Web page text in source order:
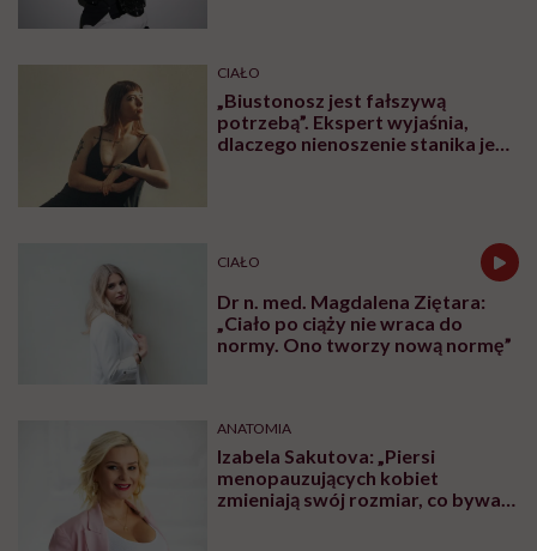
CIAŁO
„Biustonosz jest fałszywą
potrzebą”. Ekspert wyjaśnia,
dlaczego nienoszenie stanika jest
CIAŁO
Dr n. med. Magdalena Ziętara:
„Ciało po ciąży nie wraca do
normy. Ono tworzy nową normę”
ANATOMIA
Izabela Sakutova: „Piersi
menopauzujących kobiet
zmieniają swój rozmiar, co bywa